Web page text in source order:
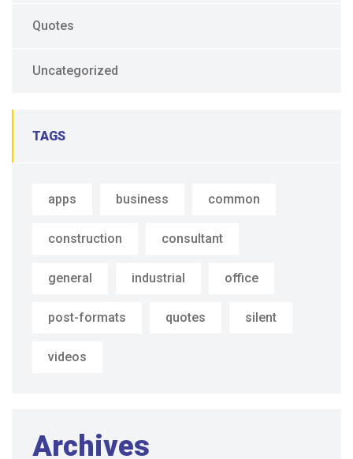
Quotes
Uncategorized
TAGS
apps business common
construction consultant
general industrial office
post-formats quotes silent
videos
Archives